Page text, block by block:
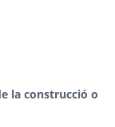
la construcció o